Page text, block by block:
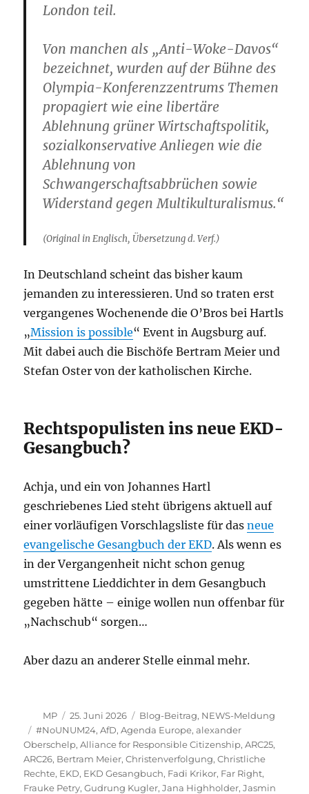
London teil.
Von manchen als „Anti-Woke-Davos“
bezeichnet, wurden auf der Bühne des
Olympia-Konferenzzentrums Themen
propagiert wie eine libertäre
Ablehnung grüner Wirtschaftspolitik,
sozialkonservative Anliegen wie die
Ablehnung von
Schwangerschaftsabbrüchen sowie
Widerstand gegen Multikulturalismus.“
(Original in Englisch, Übersetzung d. Verf.)
In Deutschland scheint das bisher kaum
jemanden zu interessieren. Und so traten erst
vergangenes Wochenende die O’Bros bei Hartls
„Mission is possible“ Event in Augsburg auf.
Mit dabei auch die Bischöfe Bertram Meier und
Stefan Oster von der katholischen Kirche.
Rechtspopulisten ins neue EKD-
Gesangbuch?
Achja, und ein von Johannes Hartl
geschriebenes Lied steht übrigens aktuell auf
einer vorläufigen Vorschlagsliste für dasneue
evangelische Gesangbuch der EKD. Als wenn es
in der Vergangenheit nicht schon genug
umstrittene Lieddichter in dem Gesangbuch
gegeben hätte – einige wollen nun offenbar für
„Nachschub“ sorgen…
Aber dazu an anderer Stelle einmal mehr.
Autor
MP
Veröffentlicht
am
25. Juni 2026 Kategorien
Blog-Beitrag, NEWS-Meldung
Schlagwörter
#NoUNUM24,AfD,Agenda Europe,alexander
Oberschelp,Alliance for Responsible Citizenship,ARC25,
ARC26, Bertram Meier,Christenverfolgung,Christliche
Rechte, EKD, EKD Gesangbuch, Fadi Krikor, Far Right,
Frauke Petry,Gudrung Kugler,Jana Highholder,Jasmin